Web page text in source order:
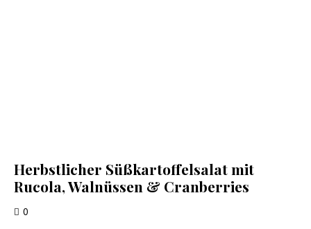
Herbstlicher Süßkartoffelsalat mit
Rucola, Walnüssen & Cranberries
0